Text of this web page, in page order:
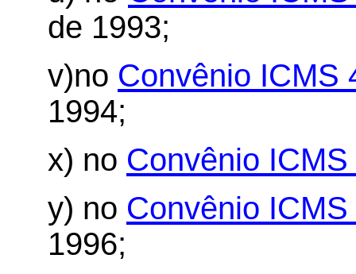
de 1993;
v)no Convênio ICMS
1994;
x) no Convênio
y) no Convênio
1996;